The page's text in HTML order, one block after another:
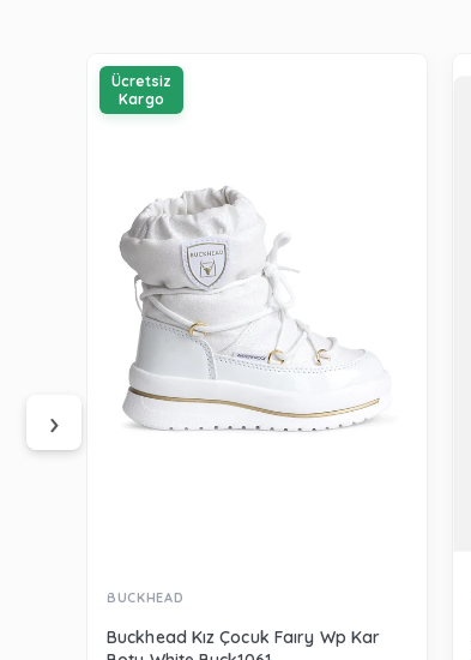
BUCKHEAD
Buckhead Kız Çocuk Faıry Wp Kar
Ücretsiz
Kargo
‹
›